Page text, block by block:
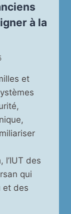
à la
et
l’IUT des
qui
et des